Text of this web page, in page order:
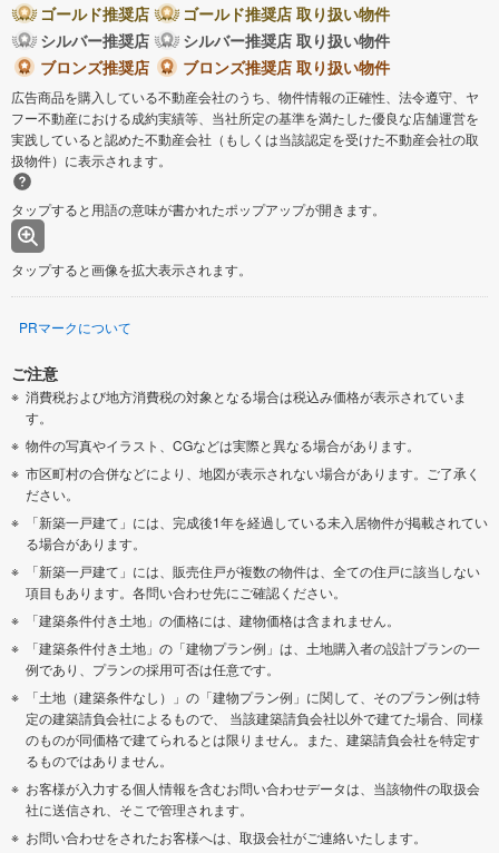
ゴールド推奨店
ゴールド推奨店 取り扱い物件
シルバー推奨店
シルバー推奨店 取り扱い物件
ブロンズ推奨店
ブロンズ推奨店 取り扱い物件
広告商品を購入している不動産会社のうち、物件情報の正確性、法令遵守、ヤ
フー不動産における成約実績等、当社所定の基準を満たした優良な店舗運営を
実践していると認めた不動産会社（もしくは当該認定を受けた不動産会社の取
扱物件）に表示されます。
タップすると用語の意味が書かれたポップアップが開きます。
タップすると画像を拡大表示されます。
PRマークについて
ご注意
消費税および地方消費税の対象となる場合は税込み価格が表示されていま
す。
物件の写真やイラスト、CGなどは実際と異なる場合があります。
市区町村の合併などにより、地図が表示されない場合があります。ご了承く
ださい。
「新築一戸建て」には、完成後1年を経過している未入居物件が掲載されてい
る場合があります。
「新築一戸建て」には、販売住戸が複数の物件は、全ての住戸に該当しない
項目もあります。各問い合わせ先にご確認ください。
「建築条件付き土地」の価格には、建物価格は含まれません。
「建築条件付き土地」の「建物プラン例」は、土地購入者の設計プランの一
例であり、プランの採用可否は任意です。
「土地（建築条件なし）」の「建物プラン例」に関して、そのプラン例は特
定の建築請負会社によるもので、 当該建築請負会社以外で建てた場合、同様
のものが同価格で建てられるとは限りません。また、建築請負会社を特定す
るものではありません。
お客様が入力する個人情報を含むお問い合わせデータは、当該物件の取扱会
社に送信され、そこで管理されます。
お問い合わせをされたお客様へは、取扱会社がご連絡いたします。